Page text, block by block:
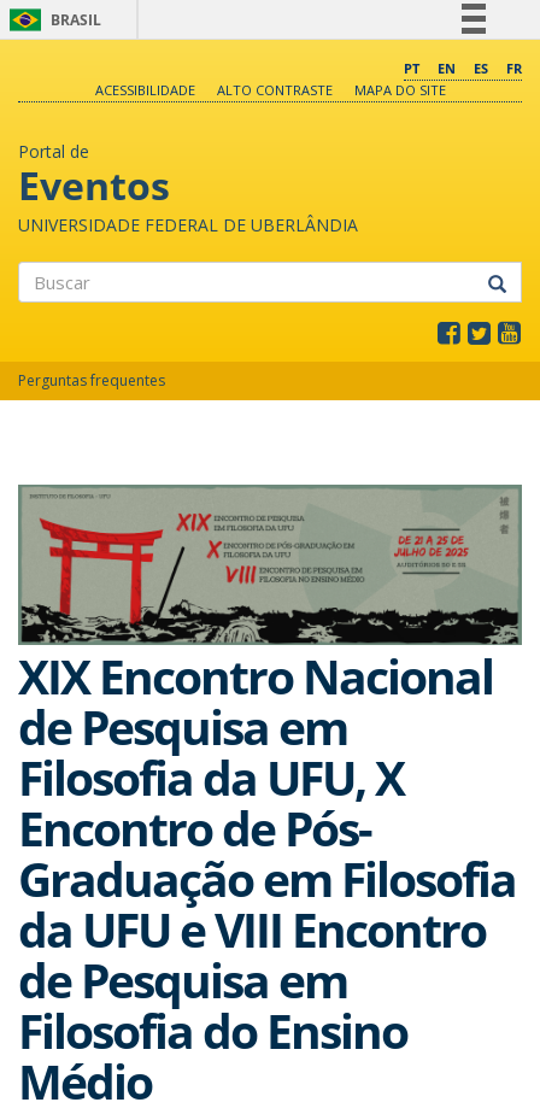
BRASIL
Comunica BR
PT EN ES
FR
ACESSIBILIDADE
ALTO CONTRASTE MAPA DO SITE
Portal de
Eventos
UNIVERSIDADE FEDERAL DE UBERLÂNDIA
Perguntas frequentes
XIX Encontro Nacional
de Pesquisa em
Filosofia da UFU, X
Encontro de Pós-
Graduação em Filosofia
da UFU e VIII Encontro
de Pesquisa em
Filosofia do Ensino
Médio